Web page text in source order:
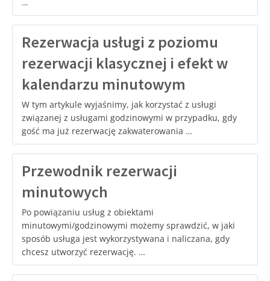
Rezerwacja usługi z poziomu
rezerwacji klasycznej i efekt w
kalendarzu minutowym
W tym artykule wyjaśnimy, jak korzystać z usługi
związanej z usługami godzinowymi w przypadku, gdy
gość ma już rezerwację zakwaterowania …
Przewodnik rezerwacji
minutowych
Po powiązaniu usług z obiektami
minutowymi/godzinowymi możemy sprawdzić, w jaki
sposób usługa jest wykorzystywana i naliczana, gdy
chcesz utworzyć rezerwację. …